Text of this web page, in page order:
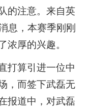
的注意。来自英
息，本赛季刚刚
浓厚的兴趣。
打算引进一位中
，而签下武磊无
报道中，对武磊